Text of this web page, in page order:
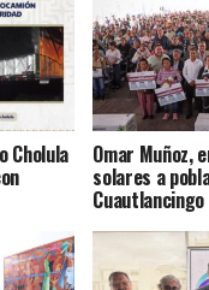
Cholula Omar Muñoz,
solares a
Cuautlancingo